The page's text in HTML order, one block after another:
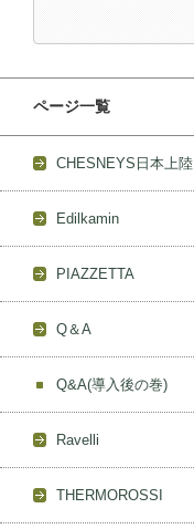
ページ一覧
CHESNEYS日本上陸
Edilkamin
PIAZZETTA
Q＆A
Q&A(導入後の巻)
Ravelli
THERMOROSSI